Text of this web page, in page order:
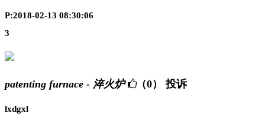
P:2018-02-13 08:30:06
3
patenting furnace - 淬火炉 （0） 投诉
lxdgxl